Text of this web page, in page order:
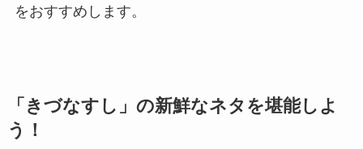
をおすすめします。
「きづなすし」の新鮮なネタを堪能しよ
う！